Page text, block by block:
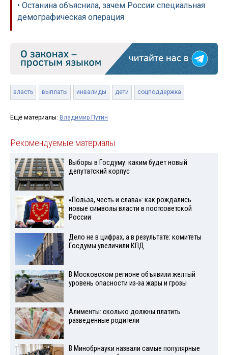
• Останина объяснила, зачем России специальная
демографическая операция
власть выплаты инвалиды дети соцподдержка
Ещё материалы: Владимир Путин
Рекомендуемые материалы
Выборы в Госдуму: каким будет новый
депутатский корпус
«Польза, честь и слава»: как рождались
новые символы власти в постсоветской
России
Дело не в цифрах, а в результате: комитеты
Госдумы увеличили КПД
В Московском регионе объявили желтый
уровень опасности из-за жары и грозы
Алименты: сколько должны платить
разведенные родители
В Минобрнауки назвали самые популярные